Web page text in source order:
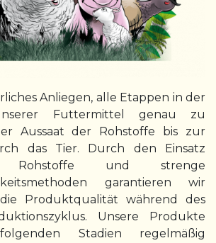
Anliegen, alle Etappen in der
Futtermittel genau zu
Aussaat der Rohstoffe bis zur
das Tier. Durch den Einsatz
Rohstoffe und strenge
garantieren wir
Produktqualität während des
Unsere Produkte
Stadien regelmäßig